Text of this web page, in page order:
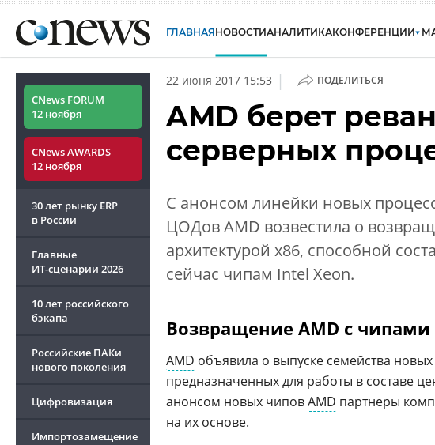
ГЛАВНАЯНОВОСТИАНАЛИТИКАКОНФЕРЕНЦИИ
CNews FORUM
12 ноября
CNews AWARDS
12 ноября
30 лет рынку ERP
в России
Главные
ИТ-сценарии 2026
10 лет российского
бэкапа
Российские ПАКи
нового поколения
Цифровизация
Импортозамещение
22 июня 2017 15:53 | ПОДЕЛИТЬСЯ
AMD берет
серверных
С анонсом линейки новых
ЦОДов AMD возвестила о
архитектурой x86, способной
сейчас чипам Intel Xeon.
Возвращение AMD с чипами
AMD объявила о выпуске семейства новых
предназначенных для работы в составе
анонсом новых чиповAMD партнеры
на их основе.